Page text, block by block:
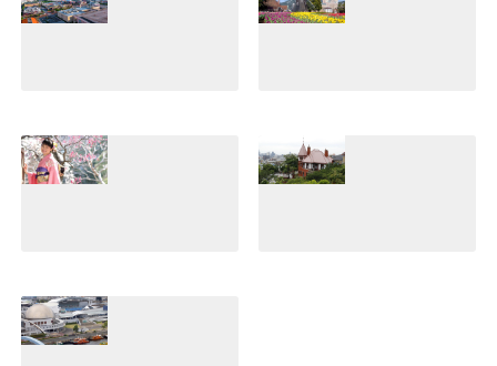
でぜひ行きたいシ
ョッピングスポッ
トはココだ♪
ーマパークの魅
力！誰と行っても
楽しめてすご
き♪レンタルショ
ップとおすすめグ
ルメ紹介